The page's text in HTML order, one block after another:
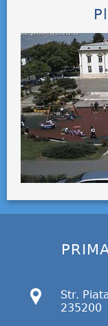
Str.
235200